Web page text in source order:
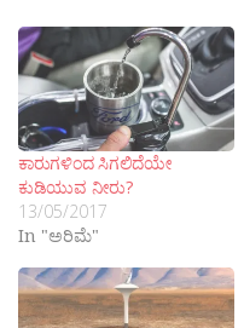
ಕಾರುಗಳಿಂದ ಸಿಗಲಿದೆಯೇ
ಕುಡಿಯುವ ನೀರು?
13/05/2017
In "ಅರಿಮೆ"